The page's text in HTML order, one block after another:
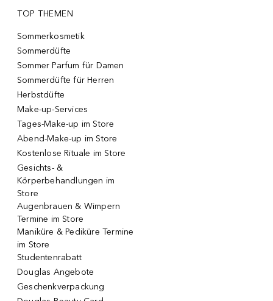
TOP THEMEN
Sommerkosmetik
Sommerdüfte
Sommer Parfum für Damen
Sommerdüfte für Herren
Herbstdüfte
Make-up-Services
Tages-Make-up im Store
Abend-Make-up im Store
Kostenlose Rituale im Store
Gesichts- &
Körperbehandlungen im
Store
Augenbrauen & Wimpern
Termine im Store
Maniküre & Pediküre Termine
im Store
Studentenrabatt
Douglas Angebote
Geschenkverpackung